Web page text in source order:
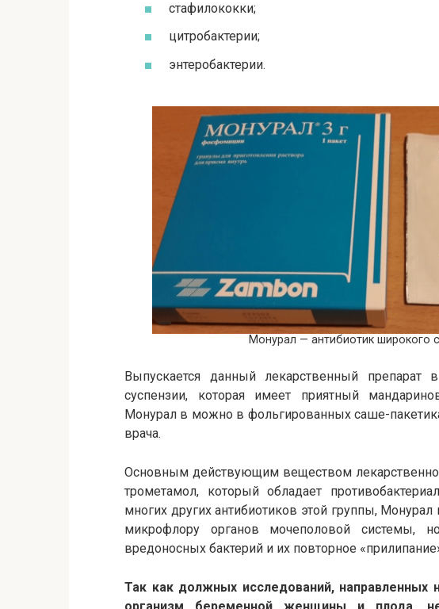
стафилококки;
цитробактерии;
энтеробактерии.
Монурал — антибиотик широкого
Выпускается данный лекарственный препарат
суспензии, которая имеет приятный
Монурал в можно в фольгированных саше-
врача.
Основным действующим веществом
трометамол, который обладает
многих других антибиотиков этой группы,
микрофлору органов мочеполовой системы,
вредоносных бактерий и их повторное
Так как должных исследований, направленных